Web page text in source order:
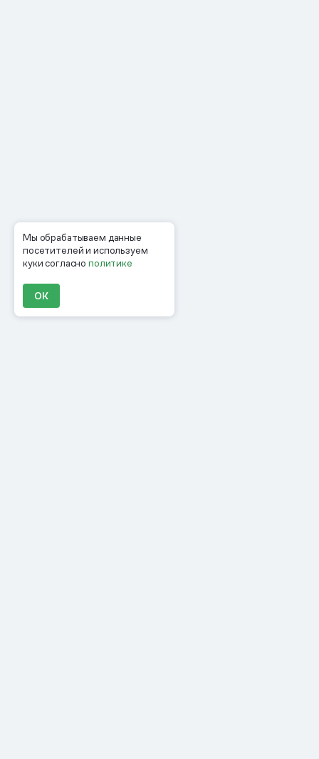
Мы обрабатываем данные
посетителей и используем
куки согласнополитике
ОК